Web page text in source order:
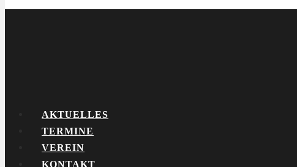
AKTUELLES
TERMINE
VEREIN
KONTAKT